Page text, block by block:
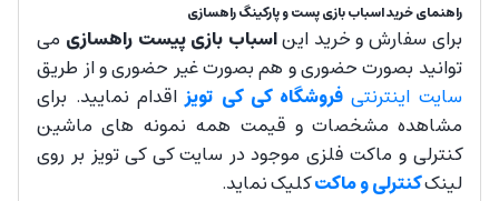
راهنمای خرید اسباب بازی پست و پارکینگ راهسازی
برای سفارش و خرید ایناسباب بازی پیست راهسازی می
توانید بصورت حضوری و هم بصورت غیر حضوری و از طریق
سایت اینترنتی فروشگاه کی کی تویز اقدام نمایید. برای
مشاهده مشخصات و قیمت همه نمونه های ماشین
کنترلی و ماکت فلزی موجود در سایت کی کی تویز بر روی
لینککنترلی و ماکتکلیک نماید.